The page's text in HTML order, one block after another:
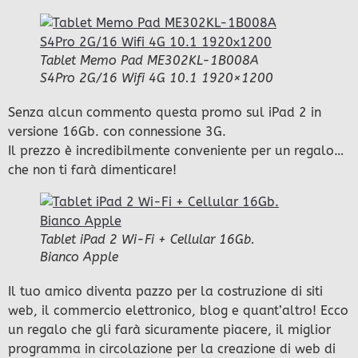
Tablet Memo Pad ME302KL-1B008A
S4Pro 2G/16 Wifi 4G 10.1 1920×1200
Senza alcun commento questa promo sul iPad 2 in
versione 16Gb. con connessione 3G.
Il prezzo è incredibilmente conveniente per un regalo…
che non ti farà dimenticare!
Tablet iPad 2 Wi-Fi + Cellular 16Gb.
Bianco Apple
Il tuo amico diventa pazzo per la costruzione di siti
web, il commercio elettronico, blog e quant’altro! Ecco
un regalo che gli farà sicuramente piacere, il miglior
programma in circolazione per la creazione di web di